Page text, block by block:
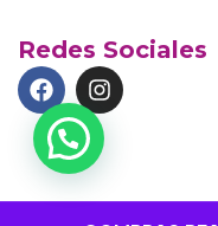
Redes Sociales